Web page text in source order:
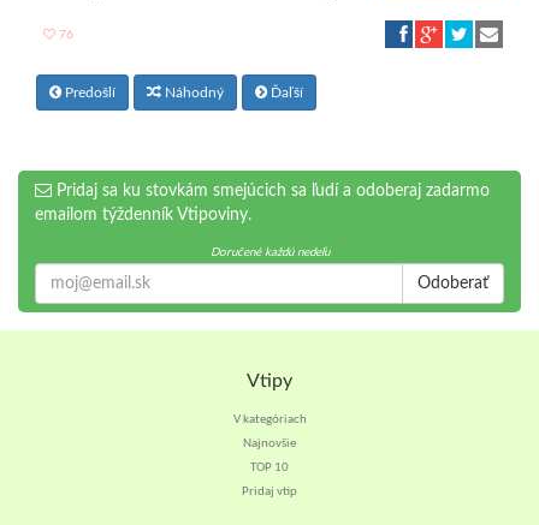
76
Predošlí Náhodný Ďaľší
Pridaj sa ku stovkám smejúcich sa ľudí a odoberaj zadarmo
emailom týždenník Vtipoviny.
Doručené každú nedeľu
Odoberať
Vtipy
V kategóriach
Najnovšie
TOP 10
Pridaj vtip